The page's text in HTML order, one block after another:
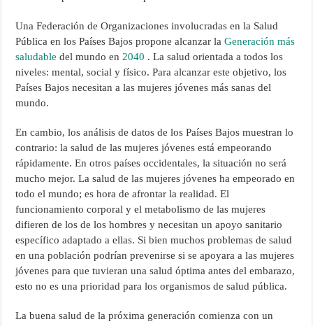
Una Federación de Organizaciones involucradas en la Salud
Pública en los Países Bajos propone alcanzar laGeneración más
saludable del mundo en2040 . La salud orientada a todos los
niveles: mental, social y físico. Para alcanzar este objetivo, los
Países Bajos necesitan a las mujeres jóvenes más sanas del
mundo.
En cambio, los análisis de datos de los Países Bajos muestran lo
contrario: la salud de las mujeres jóvenes está empeorando
rápidamente. En otros países occidentales, la situación no será
mucho mejor. La salud de las mujeres jóvenes ha empeorado en
todo el mundo; es hora de afrontar la realidad. El
funcionamiento corporal y el metabolismo de las mujeres
difieren de los de los hombres y necesitan un apoyo sanitario
específico adaptado a ellas. Si bien muchos problemas de salud
en una población podrían prevenirse si se apoyara a las mujeres
jóvenes para que tuvieran una salud óptima antes del embarazo,
esto no es una prioridad para los organismos de salud pública.
La buena salud de la próxima generación comienza con un